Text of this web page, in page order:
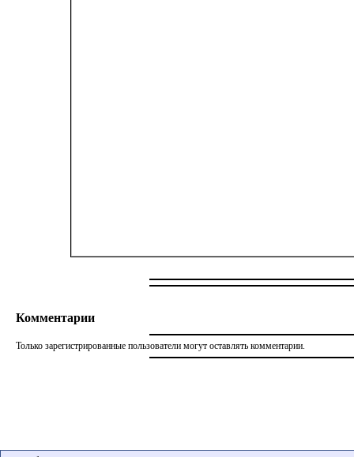
Комментарии
Только зарегистрированные пользователи могут оставлять комментарии.